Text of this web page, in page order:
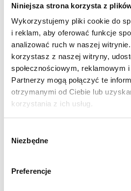
Niniejsza strona korzysta z
Wykorzystujemy pliki cookie do
i reklam, aby oferować funkcje
analizować ruch w naszej
korzystasz z naszej witryny,
społecznościowym, reklamowym
Partnerzy mogą połączyć te
otrzymanymi od Ciebie lub
korzystania z ich usług.
zgody
Niezbędne
Preferencje